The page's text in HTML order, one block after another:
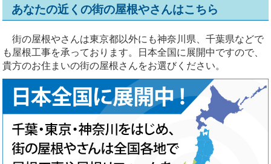
あなたの近くの街の屋根やさんはこちら
街の屋根やさんは東京都以外にも神奈川県、千葉県などで
も屋根工事を承っております。日本全国に展開中ですので、
貴方のお住まいの街の屋根さんをお選びください。